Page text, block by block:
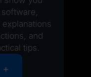
and
tips.